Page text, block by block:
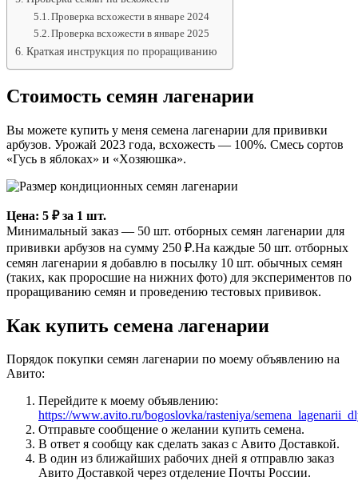
Проверка всхожести в январе 2024
Проверка всхожести в январе 2025
Краткая инструкция по проращиванию
Стоимость семян лагенарии
Вы можете купить у меня семена лагенарии для прививки
арбузов. Урoжaй 2023 гoда, вcxожесть — 100%. Смесь сoртов
«Гусь в яблoкax» и «Xoзяюшка».
Цена: 5 ₽ за 1 шт.
Минимальный заказ — 50 шт. отборных семян лагенарии для
пpививки аpбузов на сумму 250 ₽.На каждые 50 шт. отборных
семян лагенарии я добавлю в посылку 10 шт. обычных семян
(таких, как проросшие на нижних фото) для экспериментов по
проращиванию семян и проведению тестовых прививок.
Как купить семена лагенарии
Порядок покупки семян лагенарии по моему объявлению на
Авито:
Перейдите к моему объявлению:
https://www.avito.ru/bogoslovka/rasteniya/
Отправьте сообщение о желании купить семена.
В ответ я сообщу как сделать заказ с Авито Доставкой.
В один из ближайших рабочих дней я отправлю заказ
Авито Доставкой через отделение Почты России.